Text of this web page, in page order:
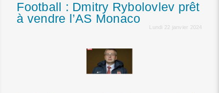
Football : Dmitry Rybolovlev prêt
à vendre l’AS Monaco
Lundi 22 janvier 2024